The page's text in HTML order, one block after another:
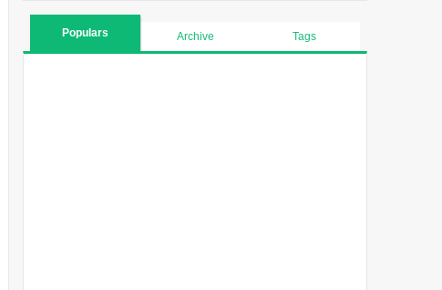
Populars Archive Tags